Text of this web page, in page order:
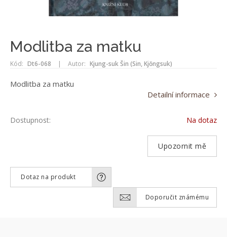
Modlitba za matku
Kód: Dt6-068 | Autor: Kjung-suk Šin (Sin, Kjŏngsuk)
Modlitba za matku
Detailní informace
Dostupnost: Na dotaz
Upozornit mě
Dotaz na produkt
Doporučit známému